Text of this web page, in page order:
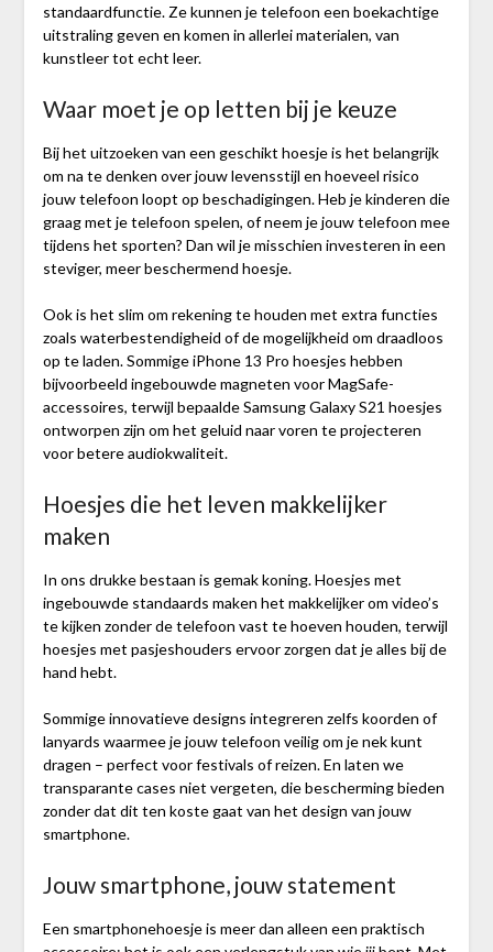
standaardfunctie. Ze kunnen je telefoon een boekachtige
uitstraling geven en komen in allerlei materialen, van
kunstleer tot echt leer.
Waar moet je op letten bij je keuze
Bij het uitzoeken van een geschikt hoesje is het belangrijk
om na te denken over jouw levensstijl en hoeveel risico
jouw telefoon loopt op beschadigingen. Heb je kinderen die
graag met je telefoon spelen, of neem je jouw telefoon mee
tijdens het sporten? Dan wil je misschien investeren in een
steviger, meer beschermend hoesje.
Ook is het slim om rekening te houden met extra functies
zoals waterbestendigheid of de mogelijkheid om draadloos
op te laden. Sommige iPhone 13 Pro hoesjes hebben
bijvoorbeeld ingebouwde magneten voor MagSafe-
accessoires, terwijl bepaalde Samsung Galaxy S21 hoesjes
ontworpen zijn om het geluid naar voren te projecteren
voor betere audiokwaliteit.
Hoesjes die het leven makkelijker
maken
In ons drukke bestaan is gemak koning. Hoesjes met
ingebouwde standaards maken het makkelijker om video’s
te kijken zonder de telefoon vast te hoeven houden, terwijl
hoesjes met pasjeshouders ervoor zorgen dat je alles bij de
hand hebt.
Sommige innovatieve designs integreren zelfs koorden of
lanyards waarmee je jouw telefoon veilig om je nek kunt
dragen – perfect voor festivals of reizen. En laten we
transparante cases niet vergeten, die bescherming bieden
zonder dat dit ten koste gaat van het design van jouw
smartphone.
Jouw smartphone, jouw statement
Een smartphonehoesje is meer dan alleen een praktisch